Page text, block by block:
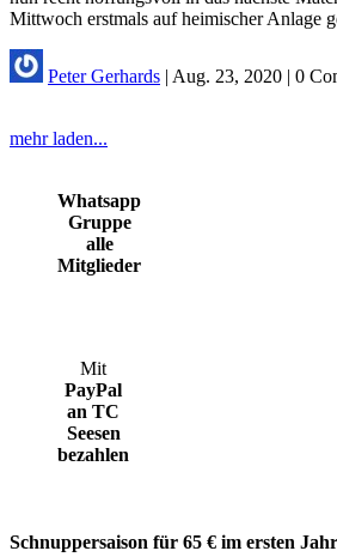
Mittwoch erstmals auf heimischer Anlage
Peter Gerhards | Aug. 23, 2020 | 0
mehr laden...
Whatsapp
Gruppe
alle
Mitglieder
Mit
PayPal
an TC
Seesen
bezahlen
Schnuppersaison für 65 € im ersten Jahr